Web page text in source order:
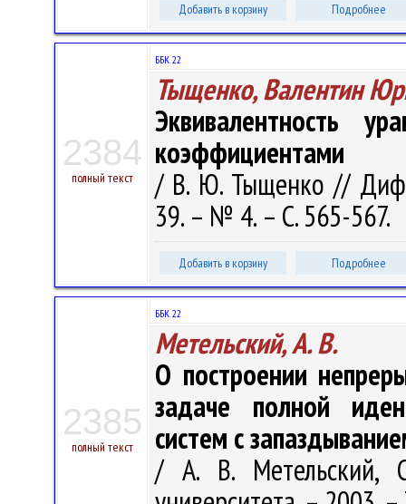
Добавить в корзину Подробнее
2384
полный текст
ББК 22
Тыщенко, Валентин
Эквивалентность
коэффициентами
/ В. Ю. Тыщенко //
39. – № 4. – С. 565-567.
Добавить в корзину Подробнее
2385
полный текст
ББК 22
Метельский, А. В.
О построении
задаче полной
систем с
/ А. В. Метельский,